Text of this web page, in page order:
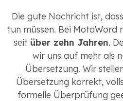
Die gute Nachricht ist,
tun müssen. Bei MotaWord
seit über zehn Jahren.
wir uns auf mehr als
Übersetzung. Wir
Übersetzung korrekt,
formelle Überprüfung